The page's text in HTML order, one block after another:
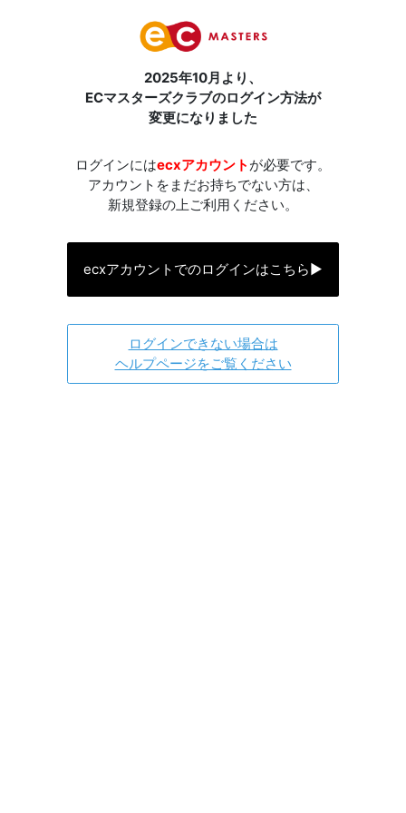
2025年10月より、
ECマスターズクラブのログイン方法が
変更になりました
ログインにはecxアカウント が必要です。
アカウントをまだお持ちでない方は、
新規登録の上ご利用ください。
ecxアカウントでのログインはこちら▶
ログインできない場合は
ヘルプページをご覧ください